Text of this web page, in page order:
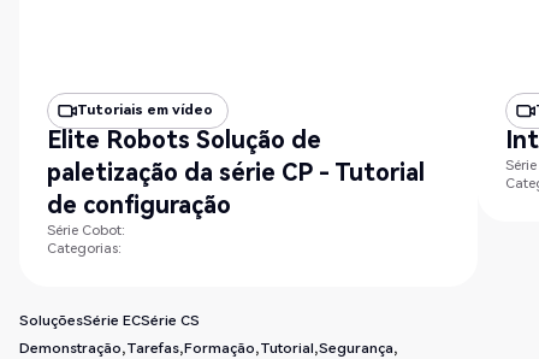
Tutoriais em vídeo
Elite Robots Solução de
paletização da série CP - Tutorial
de configuração
Série Cobot:
Categorias:
SoluçõesSérie ECSérie CS
Demonstração Tarefas Formação Tutorial Segurança